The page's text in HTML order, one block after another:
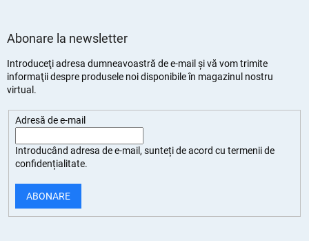
Abonare la newsletter
Introduceţi adresa dumneavoastră de e-mail şi vă vom trimite
informaţii despre produsele noi disponibile în magazinul nostru
virtual.
Adresă de e-mail
Introducând adresa de e-mail, sunteți deacord cu termenii de
confidențialitate.
ABONARE